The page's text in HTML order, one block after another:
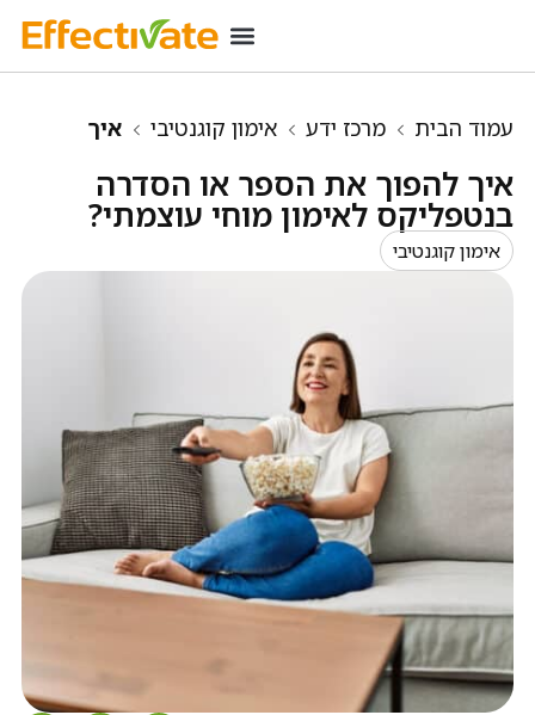
עמוד הבית מרכז ידע אימון קוגנטיבי
איך
עוצמתי?
איך להפוך את הספר או הסדרה
בנטפליקס לאימון מוחי עוצמתי?
אימון קוגנטיבי